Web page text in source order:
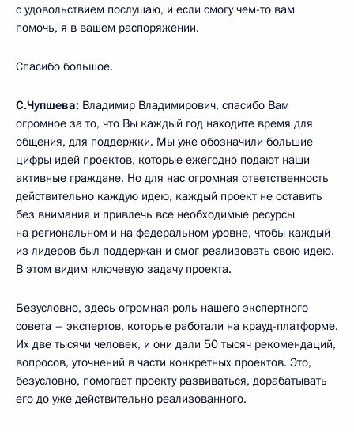
с удовольствием послушаю, и если смогу чем-то вам
помочь, я в вашем распоряжении.
Спасибо большое.
С.Чупшева: Владимир Владимирович, спасибо Вам
огромное за то, что Вы каждый год находите время для
общения, для поддержки. Мы уже обозначили большие
цифры идей проектов, которые ежегодно подают наши
активные граждане. Но для нас огромная ответственность
действительно каждую идею, каждый проект не оставить
без внимания и привлечь все необходимые ресурсы
на региональном и на федеральном уровне, чтобы каждый
из лидеров был поддержан и смог реализовать свою идею.
В этом видим ключевую задачу проекта.
Безусловно, здесь огромная роль нашего экспертного
совета – экспертов, которые работали на крауд-платформе.
Их две тысячи человек, и они дали 50 тысяч рекомендаций,
вопросов, уточнений в части конкретных проектов. Это,
безусловно, помогает проекту развиваться, дорабатывать
его до уже действительно реализованного.